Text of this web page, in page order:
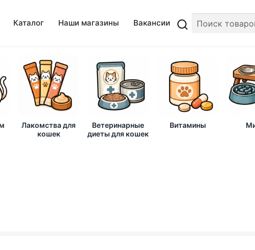
Каталог Наши магазины Вакансии
Лакомства для
кошек
Ветеринарные
диеты для кошек
Витамины